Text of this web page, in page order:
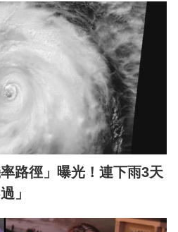
路徑」曝光！連下雨3天
」